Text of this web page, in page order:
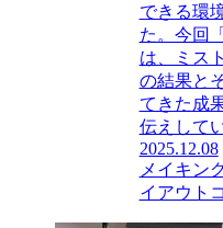
できる環
た。今回
は、ミス
の結果と
てきた成
伝えして
2025.12.08
メイキン
イアウト